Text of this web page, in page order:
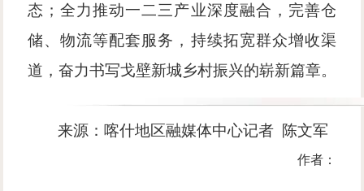
态；全力推动一二三产业深度融合，完善仓
储、物流等配套服务，持续拓宽群众增收渠
道，奋力书写戈壁新城乡村振兴的崭新篇章。
来源：喀什地区融媒体中心记者 陈文军
作者：